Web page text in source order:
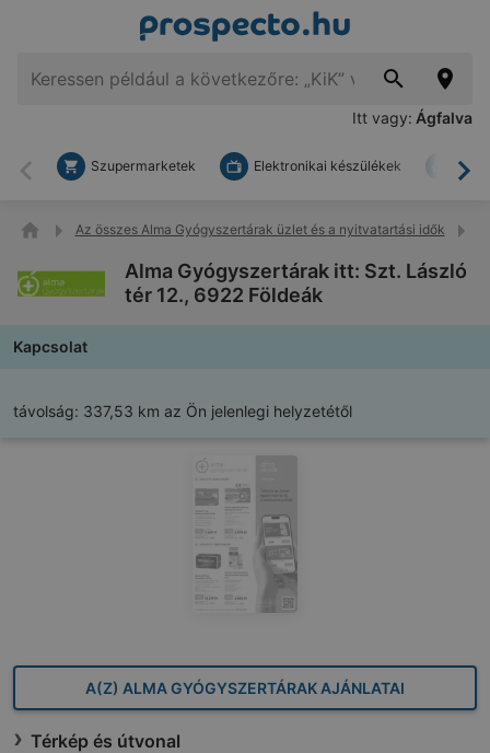
Itt vagy: Ágfalva
Vissza
Szupermarketek Elektronikai készülékek
Az összes Alma Gyógyszertárak üzlet és a nyitvatartási idők
Alma Gyógyszertárak itt: Szt. László
tér 12., 6922 Földeák
Kapcsolat
távolság: 337,53 km az Ön jelenlegi helyzetétől
A(Z) ALMA GYÓGYSZERTÁRAK AJÁNLATAI
Térkép és útvonal